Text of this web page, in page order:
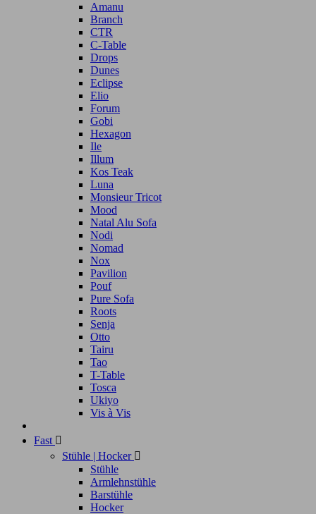
Amanu
Branch
CTR
C-Table
Drops
Dunes
Eclipse
Elio
Forum
Gobi
Hexagon
Ile
Illum
Kos Teak
Luna
Monsieur Tricot
Mood
Natal Alu Sofa
Nodi
Nomad
Nox
Pavilion
Pouf
Pure Sofa
Roots
Senja
Otto
Tairu
Tao
T-Table
Tosca
Ukiyo
Vis à Vis
Fast 
Stühle | Hocker 
Stühle
Armlehnstühle
Barstühle
Hocker